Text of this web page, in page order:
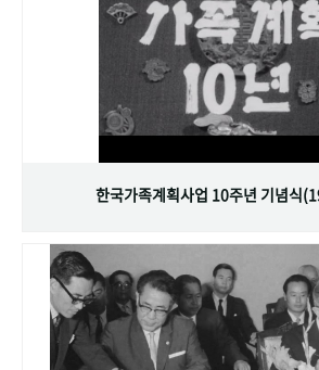
한국가족계획사업 10주년 기념식